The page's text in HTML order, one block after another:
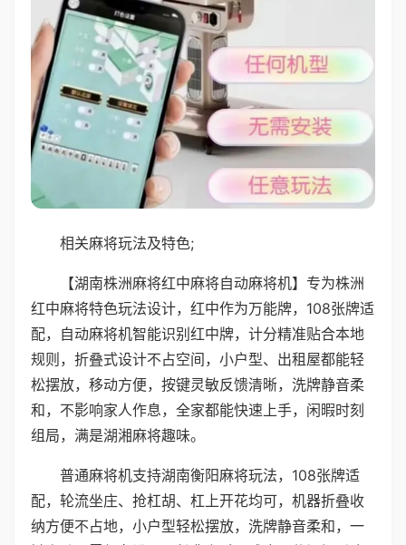
相关麻将玩法及特色;
【湖南株洲麻将红中麻将自动麻将机】专为株洲
红中麻将特色玩法设计，红中作为万能牌，108张牌适
配，自动麻将机智能识别红中牌，计分精准贴合本地
规则，折叠式设计不占空间，小户型、出租屋都能轻
松摆放，移动方便，按键灵敏反馈清晰，洗牌静音柔
和，不影响家人作息，全家都能快速上手，闲暇时刻
组局，满是湖湘麻将趣味。
普通麻将机支持湖南衡阳麻将玩法，108张牌适
配，轮流坐庄、抢杠胡、杠上开花均可，机器折叠收
纳方便不占地，小户型轻松摆放，洗牌静音柔和，一